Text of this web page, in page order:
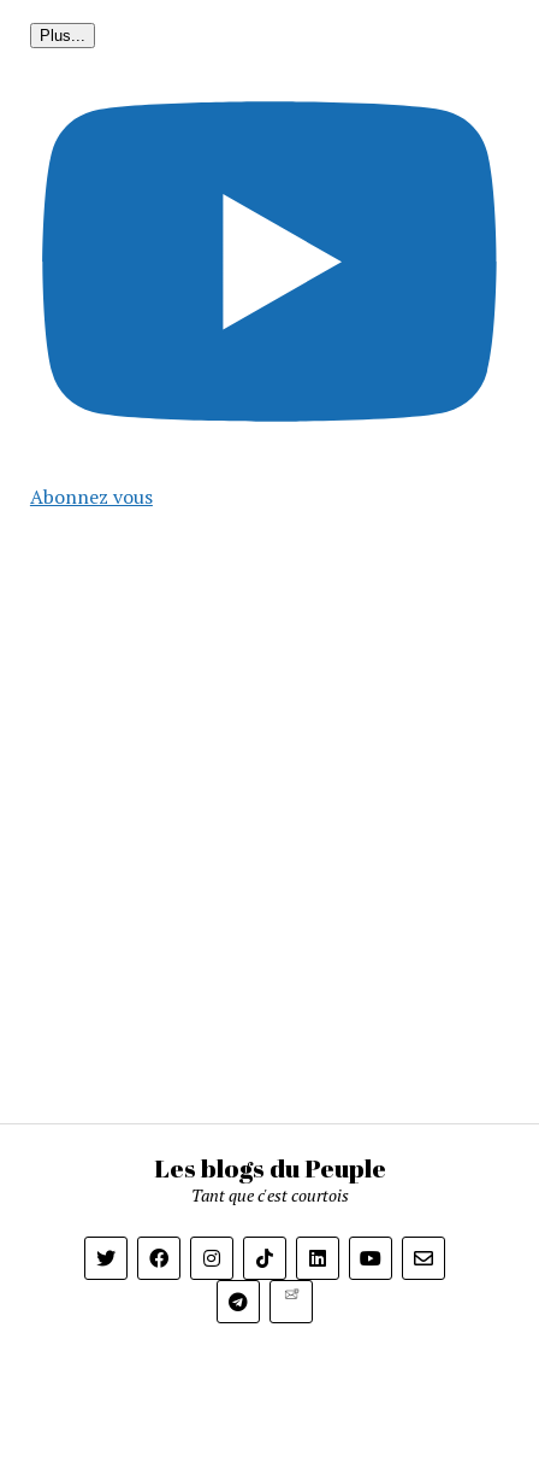
Plus...
Abonnez vous
Les blogs du Peuple
Tant que c'est courtois